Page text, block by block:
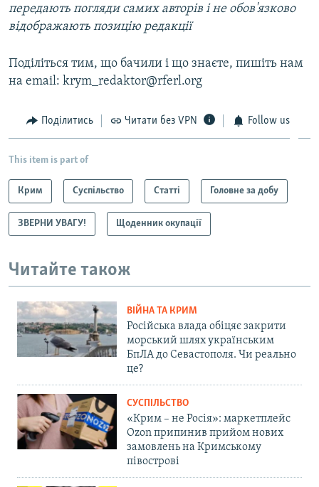
передають погляди самих авторів і не обов'язково
відображають позицію редакції
Поділіться тим, що бачили і що знаєте, пишіть нам
на email: krym_redaktor@rferl.org
Поділитись Читати без VPN Follow us
This item is part of
Крим Суспільство Статті Головне за добу
ЗВЕРНИ УВАГУ! Щоденник окупації
Читайте також
ВІЙНА ТА КРИМ
Російська влада обіцяє закрити
морський шлях українським
БпЛА до Севастополя. Чи реально
це?
СУСПІЛЬСТВО
«Крим – не Росія»: маркетплейс
Ozon припинив прийом нових
замовлень на Кримському
півострові